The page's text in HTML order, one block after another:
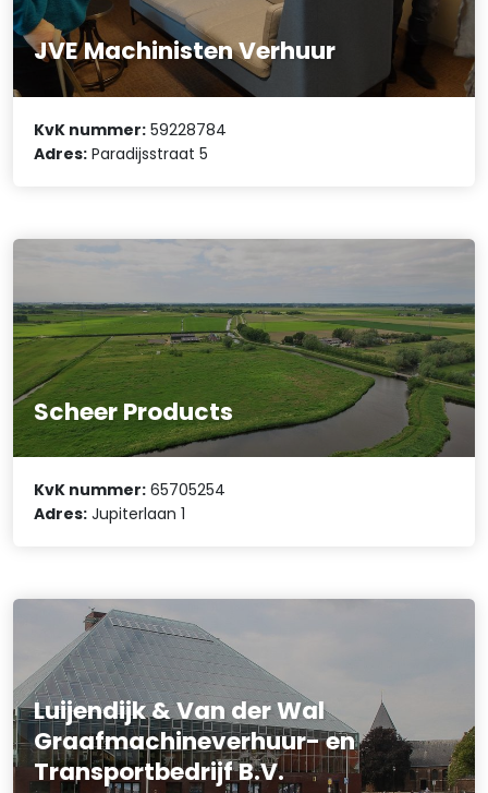
JVE Machinisten Verhuur
KvK nummer: 59228784
Adres: Paradijsstraat 5
Scheer Products
KvK nummer: 65705254
Adres: Jupiterlaan 1
Luijendijk & Van der Wal
Graafmachineverhuur- en
Transportbedrijf B.V.